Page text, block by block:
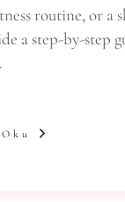
routine, or a
a step-by-step